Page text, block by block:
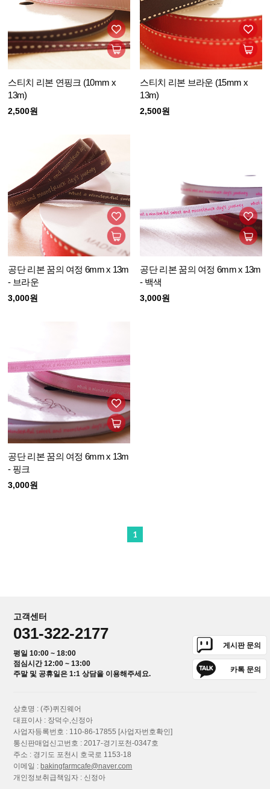
스티치 리본 연핑크 (10mm x
13m)
2,500원
스티치 리본 브라운 (15mm x
13m)
2,500원
공단 리본 꿈의 여정 6mm x 13m
- 브라운
3,000원
공단 리본 꿈의 여정 6mm x 13m
- 백색
3,000원
공단 리본 꿈의 여정 6mm x 13m
- 핑크
3,000원
1
고객센터
031-322-2177
평일 10:00 ~ 18:00
점심시간 12:00 ~ 13:00
주말 및 공휴일은 1:1 상담을 이용해주세요.
게시판 문의
카톡 문의
상호명 : (주)퀴진웨어
대표이사 : 장덕수,신정아
사업자등록번호 : 110-86-17855 [사업자번호확인]
통신판매업신고번호 : 2017-경기포천-0347호
주소 : 경기도 포천시 호국로 1153-18
이메일 : bakingfarmcafe@naver.com
개인정보취급책임자 : 신정아